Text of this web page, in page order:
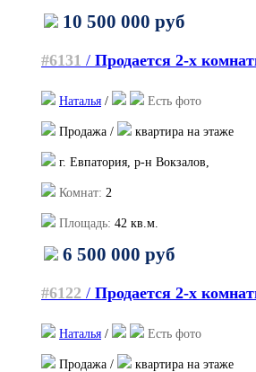
10 500 000 руб
#6131 / Продается 2-х
Наталья / Есть фото
Продажа / квартира на этаже
г. Евпатория, р-н Вокзалов,
Комнат: 2
Площадь: 42 кв.м.
6 500 000 руб
#6122 / Продается 2-х
Наталья / Есть фото
Продажа / квартира на этаже